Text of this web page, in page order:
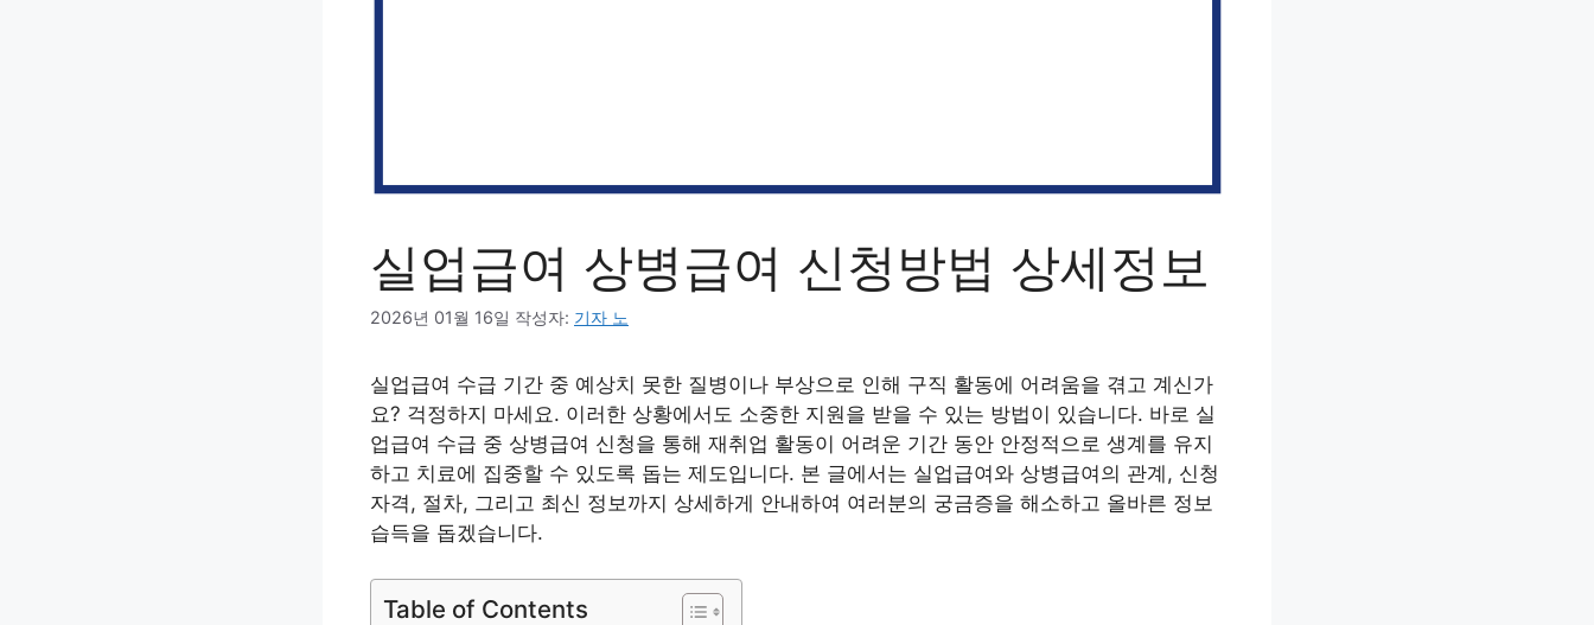
실업급여 상병급여 신청방법 상세정보
2026년 01월 16일 작성자: 기자 노
실업급여 수급 기간 중 예상치 못한 질병이나 부상으로 인해 구직 활동에 어려움을 겪고 계신가
요? 걱정하지 마세요. 이러한 상황에서도 소중한 지원을 받을 수 있는 방법이 있습니다. 바로 실
업급여 수급 중 상병급여 신청을 통해 재취업 활동이 어려운 기간 동안 안정적으로 생계를 유지
하고 치료에 집중할 수 있도록 돕는 제도입니다. 본 글에서는 실업급여와 상병급여의 관계, 신청
자격, 절차, 그리고 최신 정보까지 상세하게 안내하여 여러분의 궁금증을 해소하고 올바른 정보
습득을 돕겠습니다.
Table of Contents